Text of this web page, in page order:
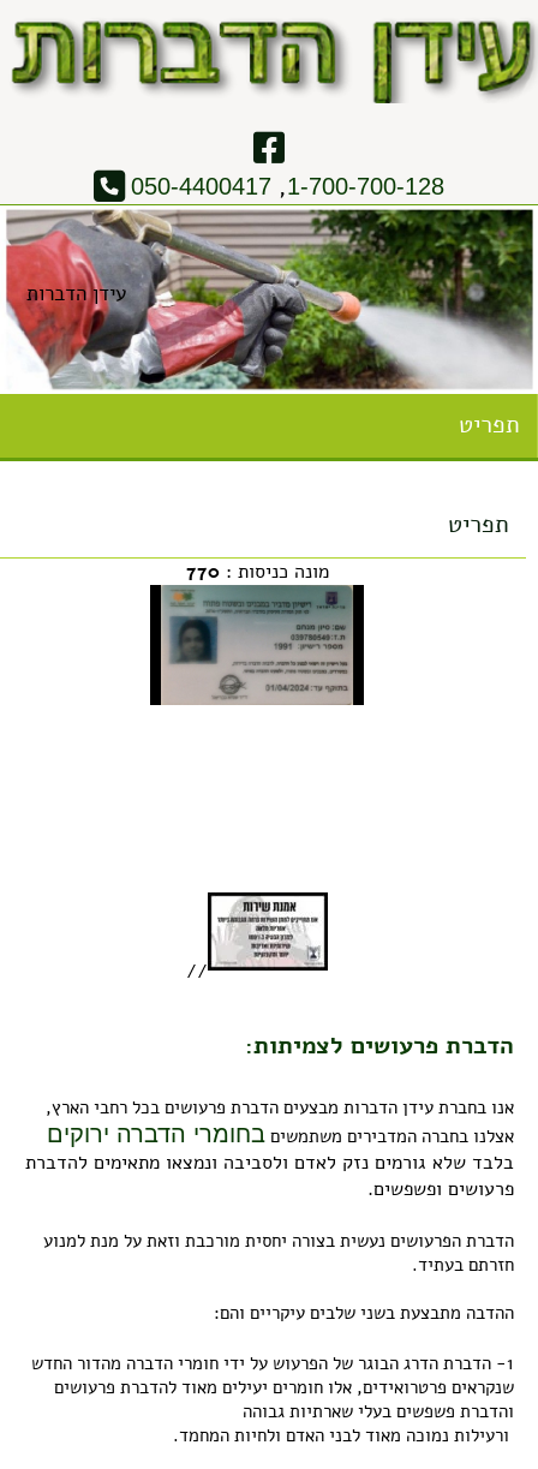
1-700-700-128
,
050-4400417
עידן הדברות
תפריט
תפריט
מונה כניסות : 770
//
הדברת פרעושים לצמיתות:
אנו בחברת עידן הדברות מבצעים הדברת פרעושים בכל רחבי הארץ,
אצלנו בחברה המדבירים משתמשיםבחומרי הדברה ירוקים
בלבד שלא גורמים נזק לאדם ולסביבה ונמצאו מתאימים להדברת
פרעושים ופשפשים.
הדברת הפרעושים נעשית בצורה יחסית מורכבת וזאת על מנת למנוע
חזרתם בעתיד.
ההדבה מתבצעת בשני שלבים עיקריים והם:
1- הדברת הדרג הבוגר של הפרעוש על ידי חומרי הדברה מהדור החדש
שנקראים פרטרואידים, אלו חומרים יעילים מאוד להדברת פרעושים
והדברת פשפשים בעלי שארתיות גבוהה
ורעילות נמוכה מאוד לבני האדם ולחיות המחמד.